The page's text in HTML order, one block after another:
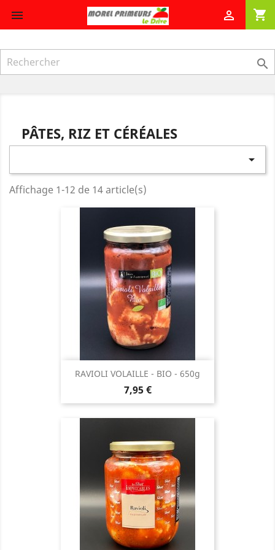
 shopping_cart


PÂTES, RIZ ET CÉRÉALES

Affichage 1-12 de 14 article(s)
RAVIOLI VOLAILLE - BIO - 650g
Prix
7,95 €